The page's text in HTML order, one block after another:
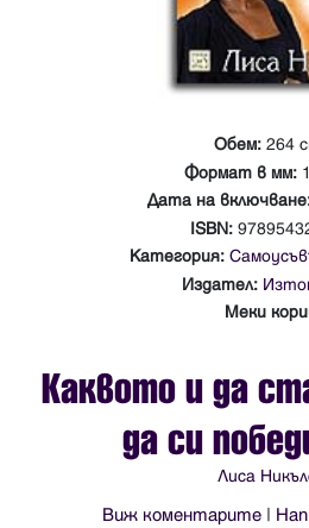
Обем: 264
Формат в мм:
Дата на
ISBN:
Категория:
Издател:
Меки
Каквото и да
да си
Лиса
Виж коментарите |